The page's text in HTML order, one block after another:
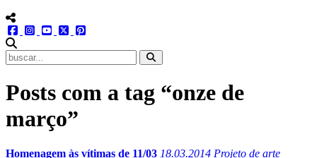
menu redes social
facebookinstagram
youtube
twitter
Posts com a tag “onze de
março”
Homenagem às vítimas de 11/03 18.03.2014 Projeto de arte